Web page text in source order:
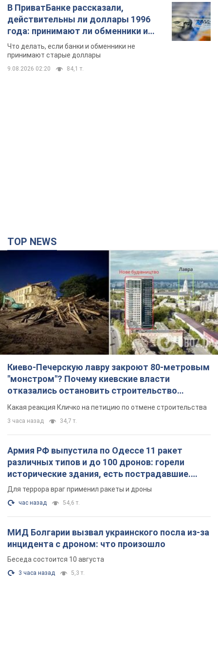
В ПриватБанке рассказали,
действительны ли доллары 1996
года: принимают ли обменники и
банки такие купюры
Что делать, если банки и обменники не
принимают старые доллары
9.08.2026 02:20 84,1 т.
TOP NEWS
Киево-Печерскую лавру закроют 80-метровым
"монстром"? Почему киевские власти
отказались остановить строительство
небоскреба "московского верующего"
Какая реакция Кличко на петицию по отмене строительства
3 часа назад 34,7 т.
Армия РФ выпустила по Одессе 11 ракет
различных типов и до 100 дронов: горели
исторические здания, есть пострадавшие.
Фото и видео
Для террора враг применил ракеты и дроны
час назад 54,6 т.
МИД Болгарии вызвал украинского посла из-за
инцидента с дроном: что произошло
Беседа состоится 10 августа
3 часа назад 5,3 т.